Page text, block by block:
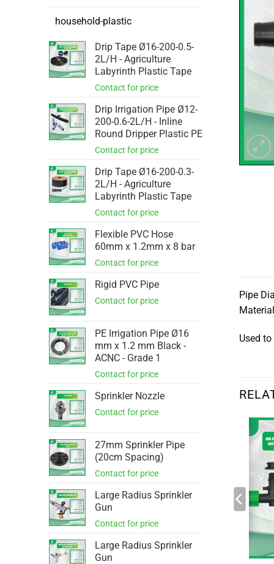
household-plastic
Drip Tape Ø16-200-0.5-
2L/H - Agriculture
Labyrinth Plastic Tape
Drip Irrigation Pipe Ø12-
200-0.6-2L/H - Inline
Round Dripper Plastic PE
Drip Tape Ø16-200-0.3-
2L/H - Agriculture
Labyrinth Plastic Tape
Flexible PVC Hose
60mm x 1.2mm x 8 bar
Rigid PVC Pipe
PE Irrigation Pipe Ø16
mm x 1.2 mm Black -
ACNC - Grade 1
Sprinkler Nozzle
27mm Sprinkler Pipe
(20cm Spacing)
Large Radius Sprinkler
Gun
Large Radius Sprinkler
Gun
Pipe
Used